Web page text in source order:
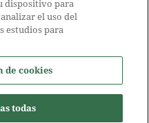
dispositivo para
el uso del
estudios para
cookies
todas